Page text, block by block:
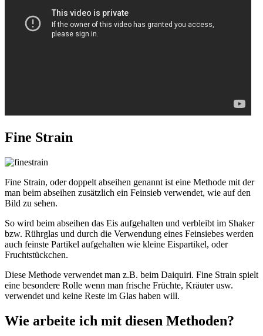
Fine Strain
Fine Strain, oder doppelt abseihen genannt ist eine Methode mit der
man beim abseihen zusätzlich ein Feinsieb verwendet, wie auf den
Bild zu sehen.
So wird beim abseihen das Eis aufgehalten und verbleibt im Shaker
bzw. Rührglas und durch die Verwendung eines Feinsiebes werden
auch feinste Partikel aufgehalten wie kleine Eispartikel, oder
Fruchtstückchen.
Diese Methode verwendet man z.B. beim Daiquiri. Fine Strain spielt
eine besondere Rolle wenn man frische Früchte, Kräuter usw.
verwendet und keine Reste im Glas haben will.
Wie arbeite ich mit diesen Methoden?